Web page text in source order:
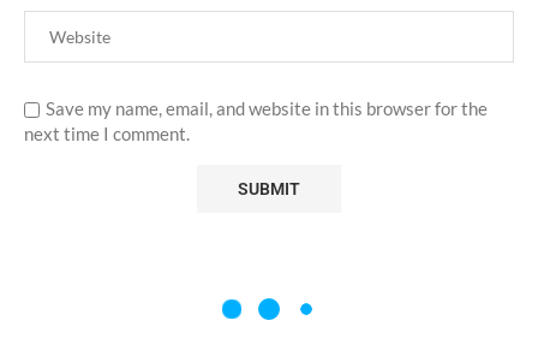
Save my name, email, and website in this browser for the
next time I comment.